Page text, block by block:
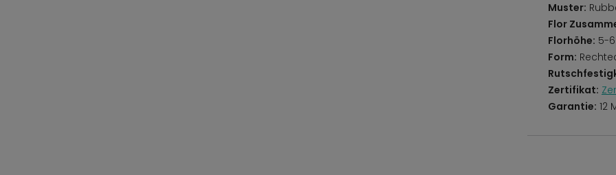
Muster:
Flor
Florhöhe: 5-
Form:
Zertifikat:
Garantie: 12